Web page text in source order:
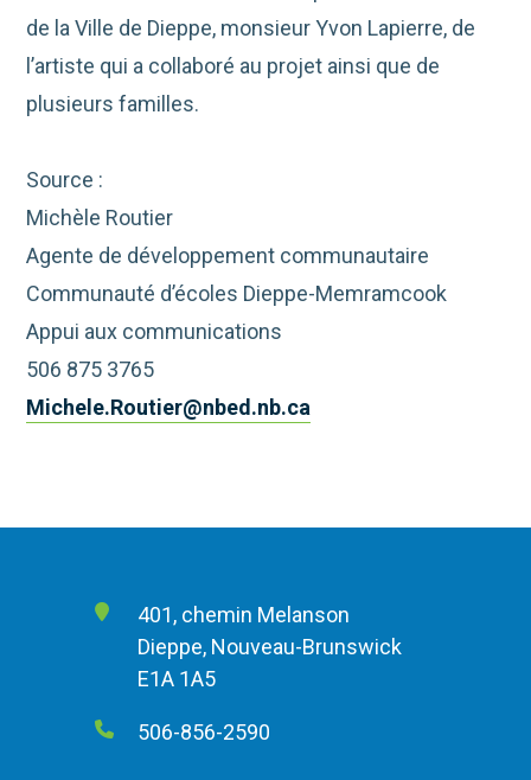
de la Ville de Dieppe, monsieur Yvon Lapierre, de
l’artiste qui a collaboré au projet ainsi que de
plusieurs familles.
Source :
Michèle Routier
Agente de développement communautaire
Communauté d’écoles Dieppe-Memramcook
Appui aux communications
506 875 3765
Michele.Routier@nbed.nb.ca
401, chemin Melanson
Dieppe, Nouveau-Brunswick
E1A 1A5
506-856-2590